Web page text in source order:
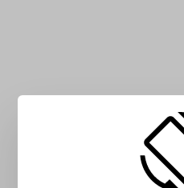
Scrivite Grecu (319)